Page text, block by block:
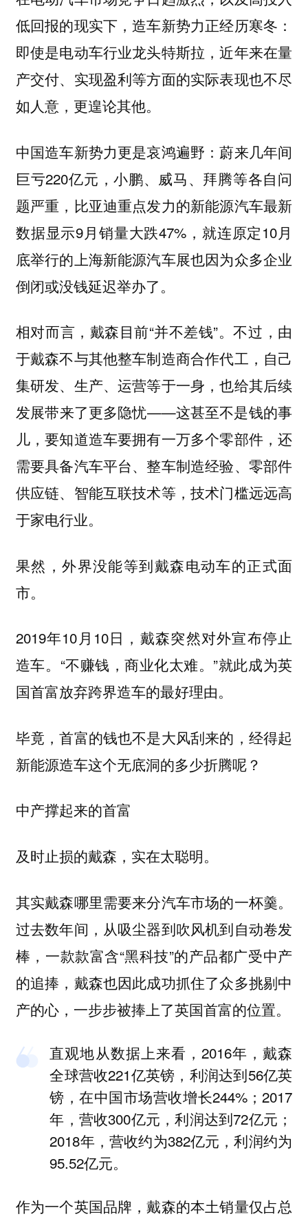
低回报的现实下，造车新势力正经历寒冬 ：
即使是电动车行业龙头特斯拉，近年来在量
产交付、实现盈利等方面的实际表现也不尽
如人意，更遑论其他。
中国造车新势力更是哀鸿遍野：蔚来几年间
巨亏220亿元，小鹏、威马、拜腾等各自问
题严重，比亚迪重点发力的新能源汽车最新
数据显示9月销量大跌47%，就连原定10月
底举行的上海新能源汽车展也因为众多企业
倒闭或没钱延迟举办了。
相对而言，戴森目前“并不差钱”。不过，由
于戴森不与其他整车制造商合作代工，自己
集研发、生产、运营等于一身，也给其后续
发展带来了更多隐忧——这甚至不是钱的事
儿，要知道造车要拥有一万多个零部件，还
需要具备汽车平台、整车制造经验、零部件
供应链、智能互联技术等，技术门槛远远高
于家电行业。
果然，外界没能等到戴森电动车的正式面
市。
2019年10月10日，戴森突然对外宣布停止
造车。“不赚钱，商业化太难。”就此成为英
国首富放弃跨界造车的最好理由。
毕竟，首富的钱也不是大风刮来的，经得起
新能源造车这个无底洞的多少折腾呢？
中产撑起来的首富
及时止损的戴森，实在太聪明。
其实戴森哪里需要来分汽车市场的一杯羹。
过去数年间，从吸尘器到吹风机到自动卷发
棒，一款款富含“黑科技”的产品都广受中产
的追捧，戴森也因此成功抓住了众多挑剔中
产的心，一步步被捧上了英国首富的位置。
直观地从数据上来看，2016年，戴森
全球营收221亿英镑，利润达到56亿英
镑，在中国市场营收增长244%；2017
年，营收300亿元，利润达到72亿元；
2018年，营收约为382亿元，利润约为
95.52亿元。
作为一个英国品牌，戴森的本土销量仅占总